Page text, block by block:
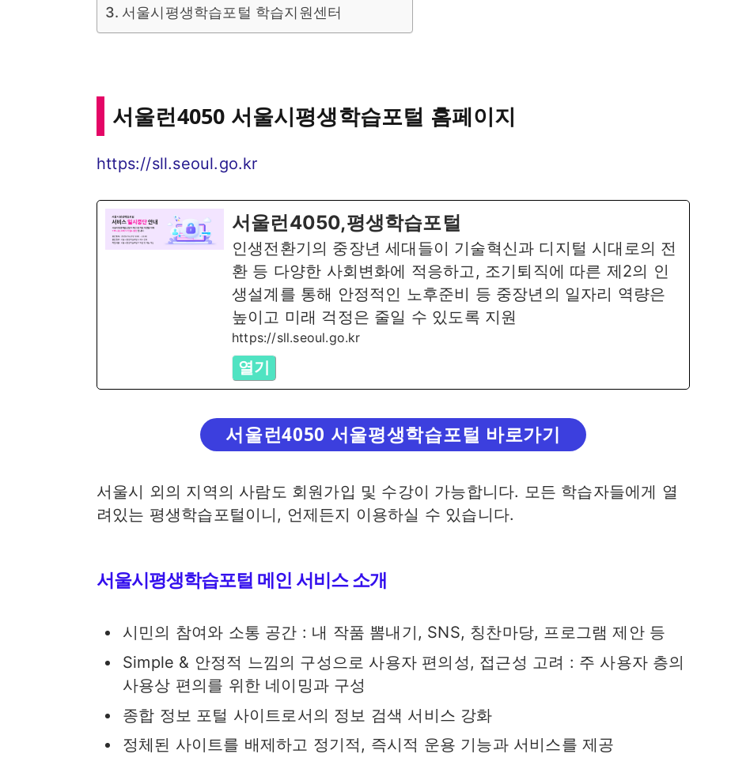
서울시평생학습포털 학습지원센터
서울런4050 서울시평생학습포털 홈페이지
https://sll.seoul.go.kr
서울런4050,평생학습포털
인생전환기의 중장년 세대들이 기술혁신과 디지털 시대로의 전
환 등 다양한 사회변화에 적응하고, 조기퇴직에 따른 제2의 인
생설계를 통해 안정적인 노후준비 등 중장년의 일자리 역량은
높이고 미래 걱정은 줄일 수 있도록 지원
https://sll.seoul.go.kr
열기
서울런4050 서울평생학습포털 바로가기
서울시 외의 지역의 사람도 회원가입 및 수강이 가능합니다. 모든 학습자들에게 열
려있는 평생학습포털이니, 언제든지 이용하실 수 있습니다.
서울시평생학습포털 메인 서비스 소개
시민의 참여와 소통 공간 : 내 작품 뽐내기, SNS, 칭찬마당, 프로그램 제안 등
Simple & 안정적 느낌의 구성으로 사용자 편의성, 접근성 고려 : 주 사용자 층의
사용상 편의를 위한 네이밍과 구성
종합 정보 포털 사이트로서의 정보 검색 서비스 강화
정체된 사이트를 배제하고 정기적, 즉시적 운용 기능과 서비스를 제공